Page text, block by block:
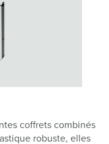
coffrets combinés
robuste, elles